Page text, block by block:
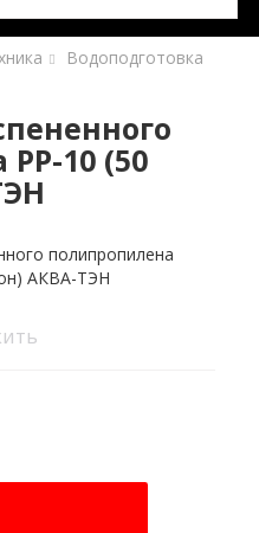
Водоподготовка
10 (50